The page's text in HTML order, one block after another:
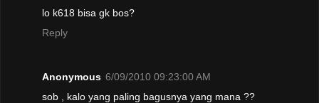
lo k618 bisa gk bos?
Reply
Anonymous 6/09/2010 09:23:00 AM
sob , kalo yang paling bagusnya yang mana ??